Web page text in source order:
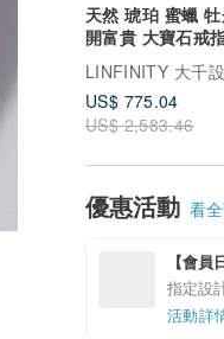
天然 琥珀 蜜蠟
開富貴 大寶石戒
17.2mm 單品 禮
US$ 775.04
US$ 2,583.46
優惠活動 看
【會
指定設
活動詳